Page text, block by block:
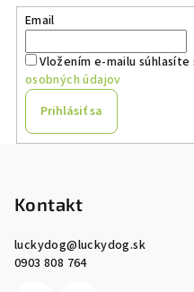
Email
Vložením e-mailu súhlasíte
osobných údajov
Prihlásiť sa
Kontakt
luckydog@luckydog.sk
0903 808 764